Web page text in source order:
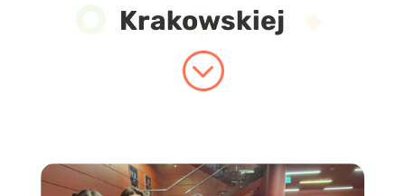
Krakowskiej
;